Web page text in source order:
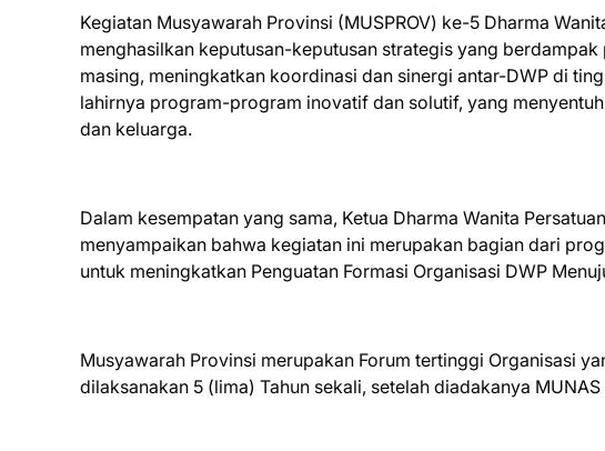
Kegiatan Musyawarah Provinsi (MUSPROV) ke-5 Dharma
menghasilkan keputusan-keputusan strategis yang
masing, meningkatkan koordinasi dan sinergi antar-DWP di
lahirnya program-program inovatif dan solutif, yang
dan keluarga.
Dalam kesempatan yang sama, Ketua Dharma Wanita
menyampaikan bahwa kegiatan ini merupakan bagian dari
untuk meningkatkan Penguatan Formasi Organisasi DWP
Musyawarah Provinsi merupakan Forum tertinggi Organisasi
dilaksanakan 5 (lima) Tahun sekali, setelah diadakanya